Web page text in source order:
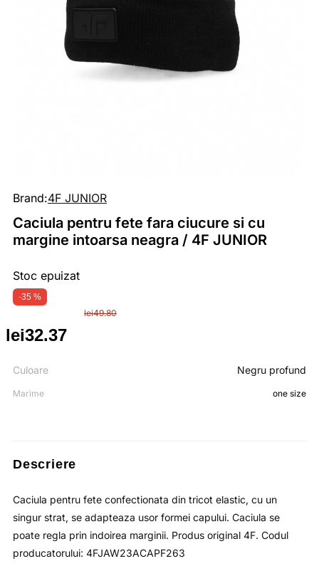
-35 %
Brand:4F JUNIOR
Caciula pentru fete fara ciucure si cu
margine intoarsa neagra / 4F JUNIOR
lei49.80
Prețul
inițial
a
lei49.80.
lei32.37
Prețul
curent
este:
Culoare Negru profund
Marime one size
Stoc epuizat
Descriere
Caciula pentru fete confectionata din tricot elastic, cu un
singur strat, se adapteaza usor formei capului. Caciula se
poate regla prin indoirea marginii. Produs original 4F. Codul
producatorului: 4FJAW23ACAPF263